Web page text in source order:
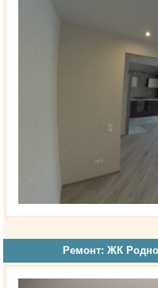
Ремонт: ЖК